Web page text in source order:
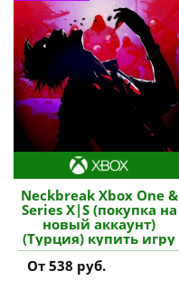
Neckbreak Xbox One &
Series X|S (покупка на
новый аккаунт)
(Турция) купить игру
От 538 руб.